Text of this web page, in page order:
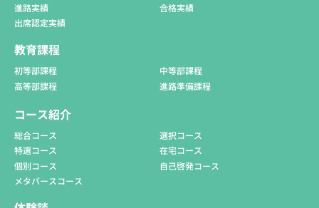
進路実績
合格実績
出席認定実績
教育課程
初等部課程
中等部課程
高等部課程
進路準備課程
コース紹介
総合コース
選択コース
特選コース
在宅コース
個別コース
自己啓発コース
メタバースコース